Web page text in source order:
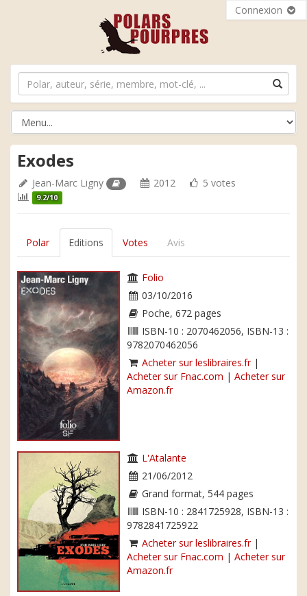
Connexion
Exodes
Jean-Marc Ligny 2012 5 votes
9.2/10
Polar Editions Votes Avis
Folio
03/10/2016
Poche, 672 pages
ISBN-10 : 2070462056, ISBN-13 :
9782070462056
Acheter sur leslibraires.fr|
Acheter sur Fnac.com | Acheter sur
Amazon.fr
L'Atalante
21/06/2012
Grand format, 544 pages
ISBN-10 : 2841725928, ISBN-13 :
9782841725922
Acheter sur leslibraires.fr|
Acheter sur Fnac.com | Acheter sur
Amazon.fr